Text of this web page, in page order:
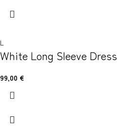
L
White Long Sleeve Dress
99,00 €